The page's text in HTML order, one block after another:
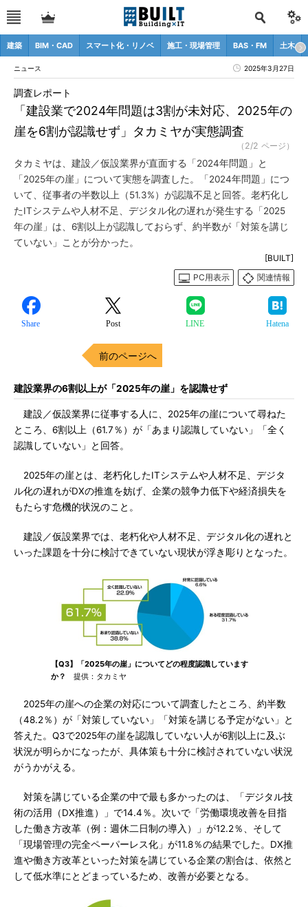
建築 BIM・CAD スマート化・リノベ 施工・現場管理 BAS・FM 土木
ニュース 2025年3月27日
「建設業で2024年問題は3割が未対応、2025年の
崖を6割が認識せず」タカミヤが実態調査
調査レポート
（2/2 ページ）
タカミヤは、建設／仮設業界が直面する「2024年問題」と
「2025年の崖」について実態を調査した。「2024年問題」につ
いて、従事者の半数以上（51.3%）が認識不足と回答。老朽化し
たITシステムや人材不足、デジタル化の遅れが発生する「2025
年の崖」は、6割以上が認識しておらず、約半数が「対策を講じ
ていない」ことが分かった。
[BUILT]
PC用表示
関連情報
Share Post LINE Hatena
前のページへ
建設業界の6割以上が「2025年の崖」を認識せず
建設／仮設業界に従事する人に、2025年の崖について尋ねた
ところ、6割以上（61.7％）が「あまり認識していない」「全く
認識していない」と回答。
2025年の崖とは、老朽化したITシステムや人材不足、デジタ
ル化の遅れがDXの推進を妨げ、企業の競争力低下や経済損失を
もたらす危機的状況のこと。
建設／仮設業界では、老朽化や人材不足、デジタル化の遅れと
いった課題を十分に検討できていない現状が浮き彫りとなった。
【Q3】「2025年の崖」についてどの程度認識しています
か？
提供：タカミヤ
2025年の崖への企業の対応について調査したところ、約半数
（48.2％）が「対策していない」「対策を講じる予定がない」と
答えた。Q3で2025年の崖を認識していない人が6割以上に及ぶ
状況が明らかになったが、具体策も十分に検討されていない状況
がうかがえる。
対策を講じている企業の中で最も多かったのは、「デジタル技
術の活用（DX推進）」で14.4％。次いで「労働環境改善を目指
した働き方改革（例：週休二日制の導入）」が12.2％、そして
「現場管理の完全ペーパーレス化」が11.8％の結果でした。DX推
進や働き方改革といった対策を講じている企業の割合は、依然と
して低水準にとどまっているため、改善が必要となる。